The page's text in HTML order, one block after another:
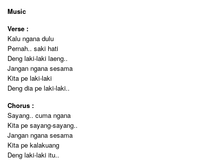
Music
Verse :
Kalu ngana dulu
Pernah.. saki hati
Deng laki-laki laeng..
Jangan ngana sesama
Kita pe laki-laki
Deng dia pe laki-laki..
Chorus :
Sayang.. cuma ngana
Kita pe sayang-sayang..
Jangan ngana sesama
Kita pe kalakuang
Deng laki-laki itu..